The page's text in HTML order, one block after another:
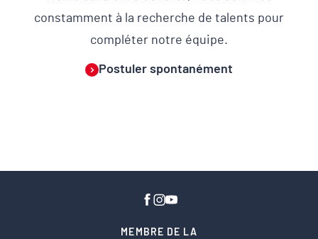
constamment à la recherche de talents pour
compléter notre équipe.
Postuler spontanément
MEMBRE DE LA